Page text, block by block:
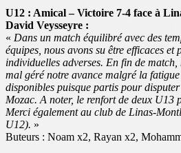
U12 : Amical – Victoire 7-4 face à
David Veysseyre :
« Dans un match équilibré avec des
équipes, nous avons su être efficaces et
individuelles adverses. En fin de
mal géré notre avance malgré la
disponibles puisque partis pour
Mozac. A noter, le renfort de deux U13
Merci également au club de Linas-
U12). »
Buteurs : Noam x2, Rayan x2,